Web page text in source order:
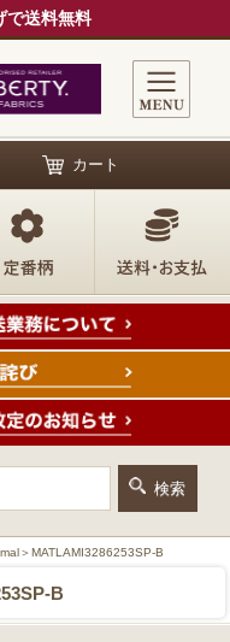
で送料無料
カート
＞MATLAMI3286253SP-B
B